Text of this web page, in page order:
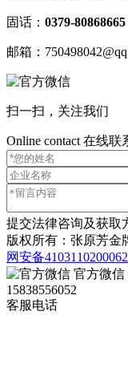
固话： 0379-80868665
邮箱：
扫一扫，关注我们
Online contact 在线联
提交法律咨询及获取
版权所有：张原芳金
网安备
官方微信
15838556052
客服电话